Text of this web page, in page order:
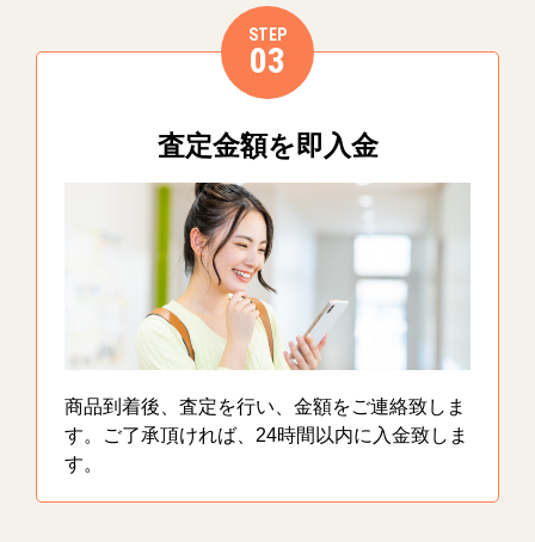
STEP
03
査定金額を即入金
商品到着後、査定を行い、金額をご連絡致しま
す。ご了承頂ければ、24時間以内に入金致しま
す。